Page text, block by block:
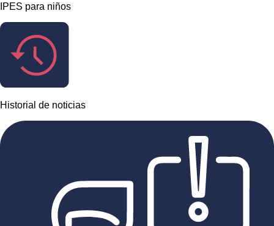
IPES para niños
Historial de noticias